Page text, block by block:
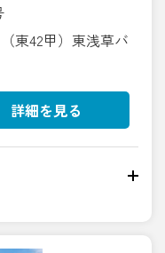
東42甲）東浅草バ
詳細を見る